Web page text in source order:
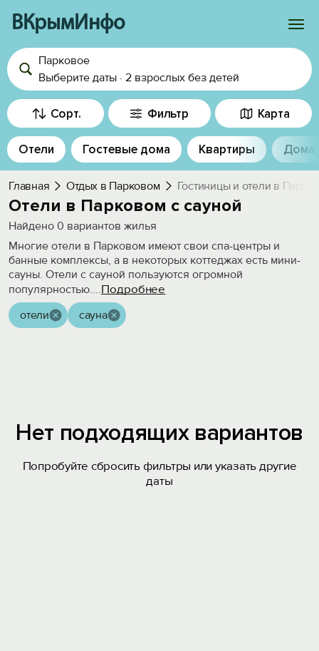
ВКрымИнфо
Войти
Избранное
История просмотра
Добавить свой объект
Парковое
Выберите даты · 2 взрослых без детей
Сорт. Фильтр Карта
Отели Гостевые дома Квартиры Дома
Главная Отдых в Парковом Гостиницы и отели в
Отели в Парковом с сауной
Найдено 0 вариантов жилья
Многие отели в Парковом имеют свои спа-центры и
банные комплексы, а в некоторых коттеджах есть мини-
сауны. Отели с сауной пользуются огромной
популярностью....Подробнее
отели сауна
Нет подходящих вариантов
Попробуйте сбросить фильтры или указать другие
даты